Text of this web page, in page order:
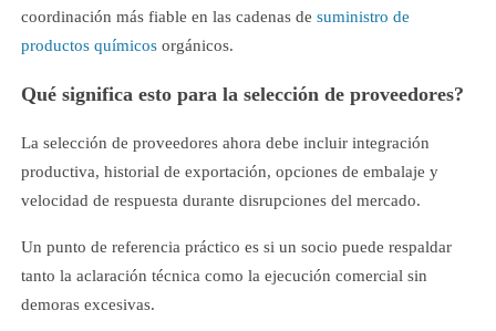
coordinación más fiable en las cadenas de suministro de
productos químicosorgánicos.
Qué significa esto para la selección de proveedores?
La selección de proveedores ahora debe incluir integración
productiva, historial de exportación, opciones de embalaje y
velocidad de respuesta durante disrupciones del mercado.
Un punto de referencia práctico es si un socio puede respaldar
tanto la aclaración técnica como la ejecución comercial sin
demoras excesivas.